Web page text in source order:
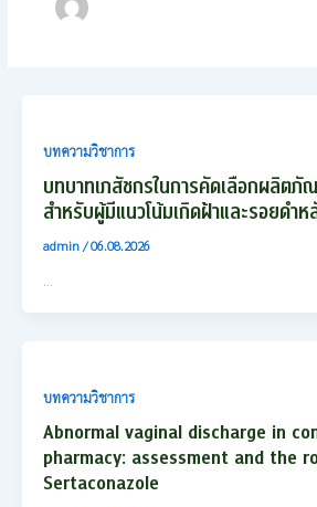
บทความวิชาการ
บทบาทเภสัชกรในการคัดเลือกผลิต
สำหรับผู้มีแนวโน้มเกิดฝ้าและรอยดำห
admin/06.08.2026
บทความวิชาการ
Abnormal vaginal discharge in
pharmacy: assessment and the
Sertaconazole